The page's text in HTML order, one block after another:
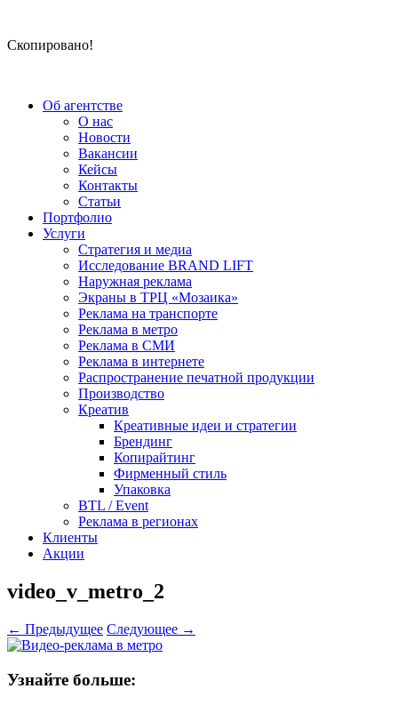
Скопировано!
Об агентстве
О нас
Новости
Вакансии
Кейсы
Контакты
Статьи
Портфолио
Услуги
Стратегия и медиа
Исследование BRAND LIFT
Наружная реклама
Экраны в ТРЦ «Мозаика»
Реклама на транспорте
Реклама в метро
Реклама в СМИ
Реклама в интернете
Распространение печатной продукции
Производство
Креатив
Креативные идеи и стратегии
Брендинг
Копирайтинг
Фирменный стиль
Упаковка
BTL / Event
Реклама в регионах
Клиенты
Акции
video_v_metro_2
← Предыдущее Следующее →
Узнайте больше: